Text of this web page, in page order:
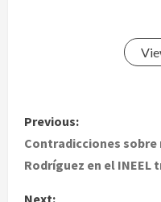
P
o
Previous:
Contradicciones
Rodríguez en el INEEL